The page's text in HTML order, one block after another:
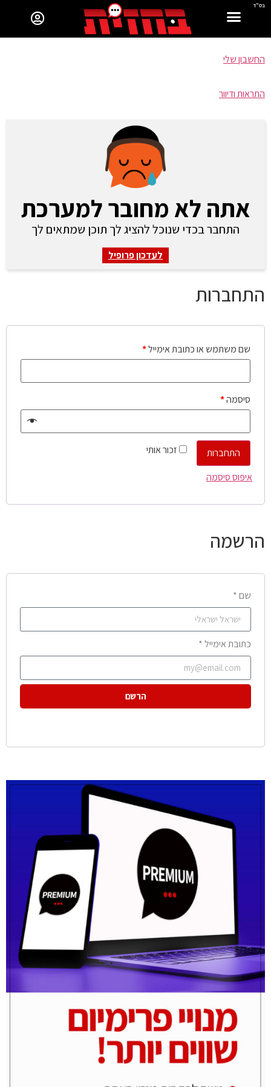
בס"ד
החשבון שלי
התראות ודיוור
אתה לא מחובר למערכת
התחבר בכדי שנוכל להציג לך תוכן שמתאים לך
לעדכון פרופיל
התחברות
שם משתמש או כתובת אימייל*
סיסמה*
זכור אותי
התחברות
איפוס סיסמה
הרשמה
שם *
כתובת אימייל *
הרשם